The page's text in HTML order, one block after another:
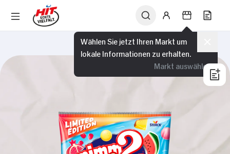
Wählen Sie jetzt Ihren Markt um
lokale Informationen zu erhalten.
Markt auswählen